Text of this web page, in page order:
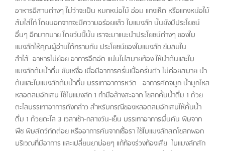
อาหารอีสานต่างๆ ไม่ว่าจะเป็น หมกหน่อไม้ อ่อม แกงเห็ด หรือแกงหน่อไม้
ส้มใส่ไก่ โดยนอกจากจะมีความอร่อยแล้ว ใบแมงลัก นั้นยังมีประโยชน์
อื่นๆ อีกมากมาย โดยวันนี้นั้น เราจะมาแนะนำประโยชน์ต่างๆ ของใบ
แมงลักให้คุณผู้อ่านได้ทราบกัน ประโยชน์ของใบแมงลัก ขับลมใน
ลำไส้ อาหารไม่ย่อย อาการอึดอัด แน่นไม่สบายท้อง ให้นำต้นและใบ
แมงลักต้มน้ำดื่ม ขับเหงื่อ เมื่อมีอาการครั่นเนื้อครั่นตัว ไม่ค่อยสบาย นำ
ต้นและใบแมงลักต้มน้ำดื่ม บรรเทาอาการหวัด อาการคัดจมูก น้ำมูกไหล
หลอดลมอักเสบ ใช้ใบแมงลัก 1 กำมือล้างสะอาด โขลกคั้นน้ำดื่ม 1 ถ้วย
ตะไลบรรเทาอาการดังกล่าว สำหรับกรณีของหลอดลมอักเสบให้คั้นน้ำ
ดื่ม 1 ถ้วยตะไล 3 เวลาเช้า-กลางวัน-เย็น บรรเทาอาการผื่นคัน พิษจาก
พืช พิษสัตว์กัดต่อย หรืออาการคันจากเชื้อรา ใช้ใบแมงลักสดโขลกพอก
บริเวณที่มีอาการ และเปลี่ยนยาบ่อยๆ แก้ท้องร่วงท้องเสีย ใบแมงลักสัก